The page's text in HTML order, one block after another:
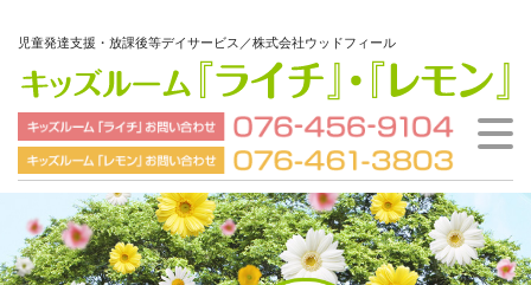
児童発達支援・放課後等デイサービス／株式会社ウッドフィール
HOME
ウッドフィールとは
ご利用の流れ
施設案内
会社概要